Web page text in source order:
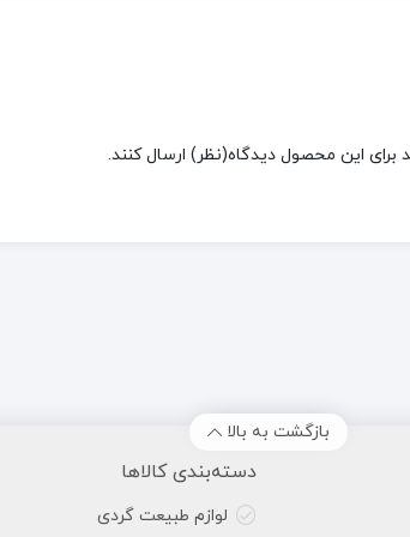
این محصول دیدگاه(نظر) ارسال کنند.
بازگشت به بالا
دسته‌بندی کالاها
لوازم طبیعت گردی